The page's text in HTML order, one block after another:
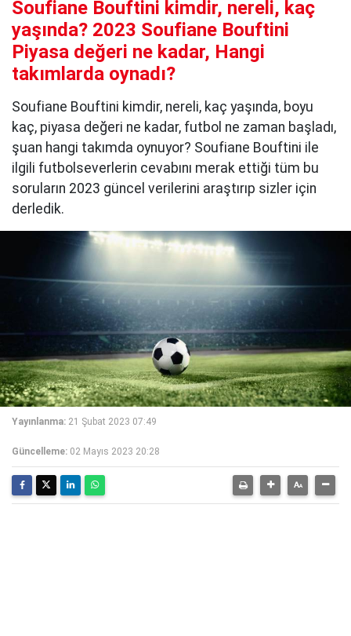
Soufiane Bouftini kimdir, nereli, kaç
yaşında? 2023 Soufiane Bouftini
Piyasa değeri ne kadar, Hangi
takımlarda oynadı?
Soufiane Bouftini kimdir, nereli, kaç yaşında, boyu
kaç, piyasa değeri ne kadar, futbol ne zaman başladı,
şuan hangi takımda oynuyor? Soufiane Bouftini ile
ilgili futbolseverlerin cevabını merak ettiği tüm bu
soruların 2023 güncel verilerini araştırıp sizler için
derledik.
Yayınlanma: 21 Şubat 2023 07:49
Güncelleme: 02 Mayıs 2023 20:28